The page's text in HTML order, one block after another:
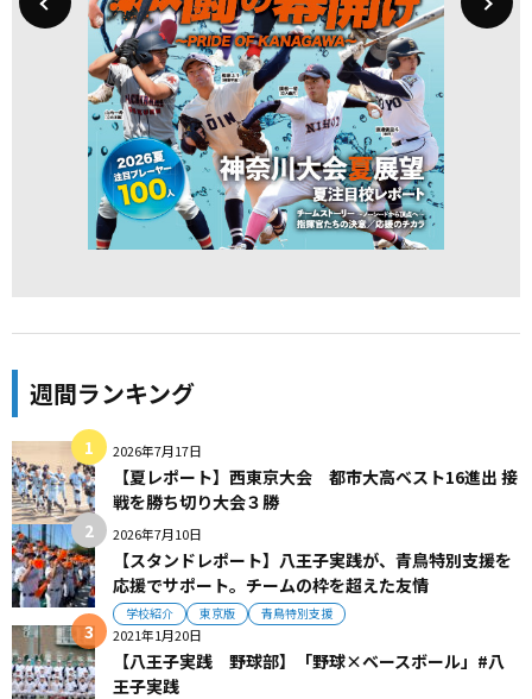
週間ランキング
2026年7月17日
【夏レポート】西東京大会 都市大高ベスト16進出 接
戦を勝ち切り大会３勝
2026年7月10日
【スタンドレポート】八王子実践が、青鳥特別支援を
応援でサポート。チームの枠を超えた友情
学校紹介 東京版 青鳥特別支援
2021年1月20日
【八王子実践 野球部】「野球×ベースボール」#八
王子実践